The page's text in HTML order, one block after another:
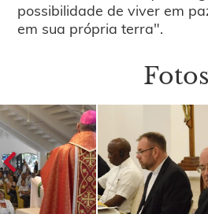
possibilidade de viver em
em sua própria terra".
Fotos